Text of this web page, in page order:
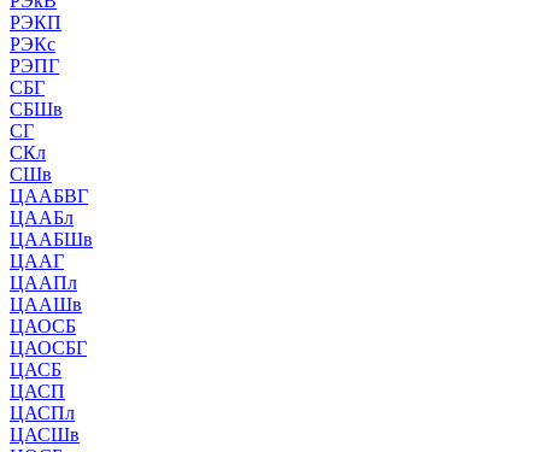
РЭКП
РЭКс
РЭПГ
СБГ
СБШв
СГ
СКл
СШв
ЦААБВГ
ЦААБл
ЦААБШв
ЦААГ
ЦААПл
ЦААШв
ЦАОСБ
ЦАОСБГ
ЦАСБ
ЦАСП
ЦАСПл
ЦАСШв